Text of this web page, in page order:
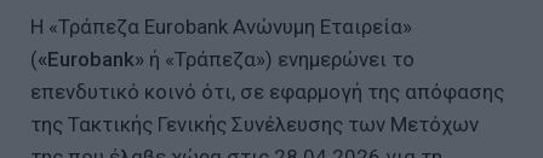
Η «Τράπεζα Eurobank Ανώνυμη Εταιρεία»
(«Eurobank» ή «Τράπεζα») ενημερώνει το
επενδυτικό κοινό ότι, σε εφαρμογή της απόφασης
της Τακτικής Γενικής Συνέλευσης των Μετόχων